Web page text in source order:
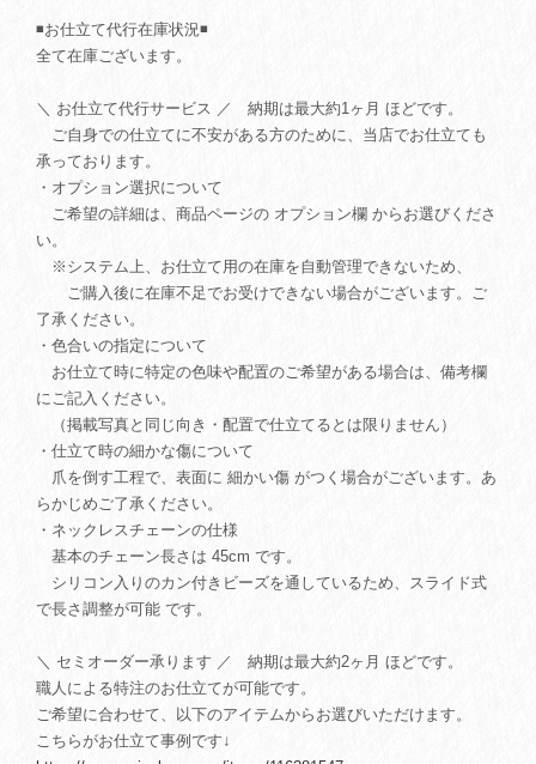
◾️お仕立て代行在庫状況◾️
全て在庫ございます。
＼ お仕立て代行サービス ／ 納期は最大約1ヶ月 ほどです。
ご自身での仕立てに不安がある方のために、当店でお仕立ても
承っております。
・オプション選択について
ご希望の詳細は、商品ページの オプション欄 からお選びくださ
い。
※システム上、お仕立て用の在庫を自動管理できないため、
ご購入後に在庫不足でお受けできない場合がございます。ご
了承ください。
・色合いの指定について
お仕立て時に特定の色味や配置のご希望がある場合は、備考欄
にご記入ください。
（掲載写真と同じ向き・配置で仕立てるとは限りません）
・仕立て時の細かな傷について
爪を倒す工程で、表面に 細かい傷 がつく場合がございます。あ
らかじめご了承ください。
・ネックレスチェーンの仕様
基本のチェーン長さは 45cm です。
シリコン入りのカン付きビーズを通しているため、スライド式
で長さ調整が可能 です。
＼ セミオーダー承ります ／ 納期は最大約2ヶ月 ほどです。
職人による特注のお仕立てが可能です。
ご希望に合わせて、以下のアイテムからお選びいただけます。
こちらがお仕立て事例です↓